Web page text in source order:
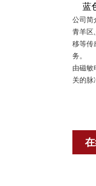
蓝
公司简
青羊区
移等传
务。
由磁敏
关的脉